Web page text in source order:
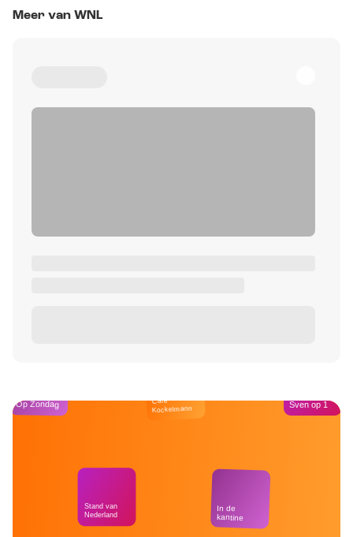
Meer van WNL
Op Zondag
Stand van
Nederland
Café
Kockelmann
In de
kantine
Sven op 1